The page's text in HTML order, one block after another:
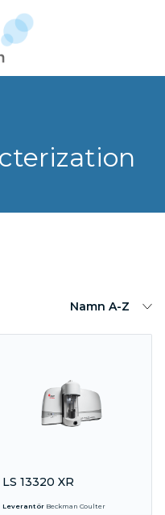
Namn A-Z
LS 13320 XR
Leverantör Beckman Coulter